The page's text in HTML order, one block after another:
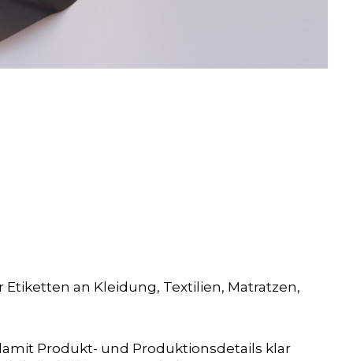
an Kleidung, Textilien, Matratzen,
Produkt- und Produktionsdetails klar